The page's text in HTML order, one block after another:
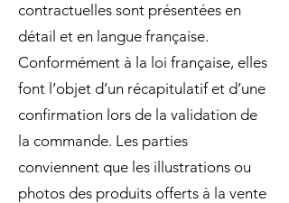
contractuelles sont présentées en
détail et en langue française.
Conformément à la loi française, elles
font l’objet d’un récapitulatif et d’une
confirmation lors de la validation de
la commande. Les parties
conviennent que les illustrations ou
photos des produits offerts à la vente